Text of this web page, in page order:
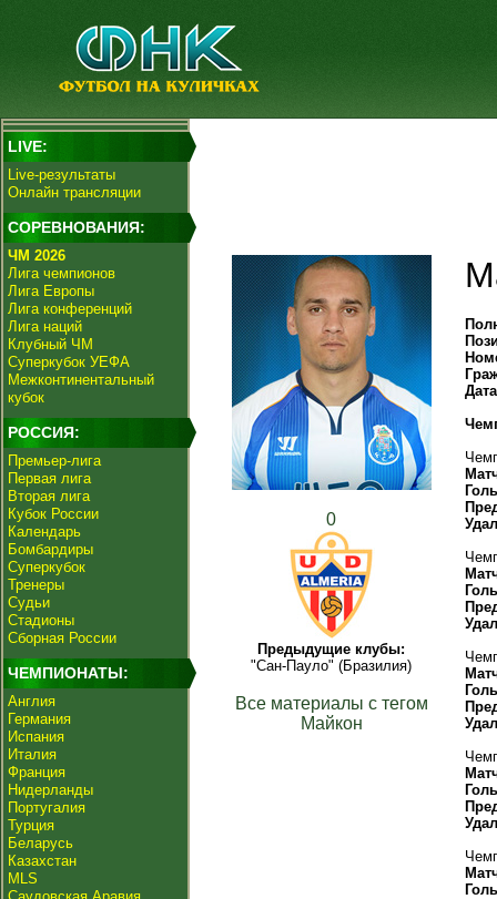
LIVE:
Live-результаты
Онлайн трансляции
СОРЕВНОВАНИЯ:
ЧМ 2026
Лига чемпионов
Лига Европы
Лига конференций
Лига наций
Клубный ЧМ
Суперкубок УЕФА
Межконтинентальный
кубок
РОССИЯ:
Премьер-лига
Первая лига
Вторая лига
Кубок России
Календарь
Бомбардиры
Суперкубок
Тренеры
Судьи
Стадионы
Сборная России
ЧЕМПИОНАТЫ:
Англия
Германия
Испания
Италия
Франция
Нидерланды
Португалия
Турция
Беларусь
Казахстан
MLS
0
Предыдущие клубы:
"Сан-Пауло" (Бразилия)
Все материалы с тегом
Майкон